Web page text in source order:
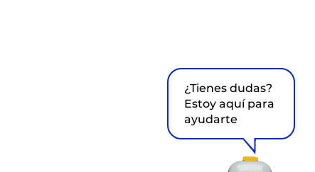
¿Tienes dudas?
Estoy aquí para
ayudarte